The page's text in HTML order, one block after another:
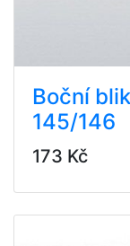
Boční
145/146
173 Kč